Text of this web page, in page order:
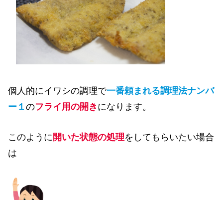
個人的にイワシの調理で一番頼まれる調理法ナンバ
ー１ のフライ用の開き になります。
このように 開いた状態の処理をしてもらいたい場合
は